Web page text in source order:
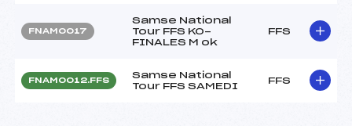
FNAM0017
Samse National
Tour FFS KO-
FINALES M ok
FFS
FNAM0012.FFS
Samse National
Tour FFS SAMEDI
FFS